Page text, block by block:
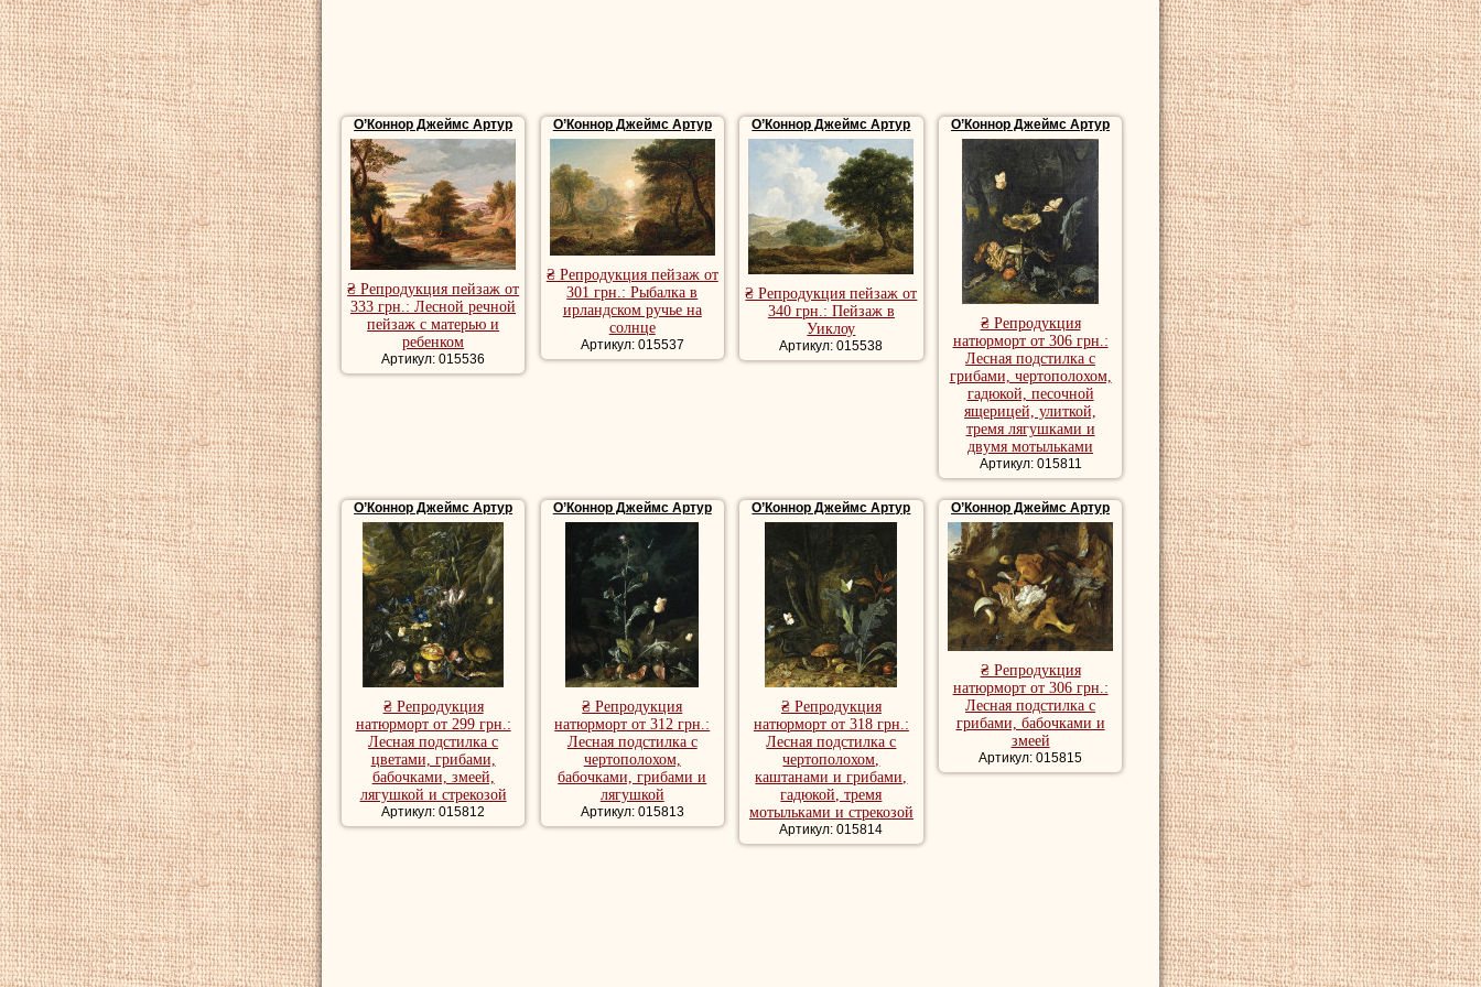
О’Коннор Джеймс Артур
₴ Репродукция пейзаж от
333 грн.: Лесной речной
пейзаж с матерью и
ребенком
Артикул: 015536
О’Коннор Джеймс Артур
₴ Репродукция пейзаж от
301 грн.: Рыбалка в
ирландском ручье на
солнце
Артикул: 015537
О’Коннор Джеймс Артур
₴ Репродукция пейзаж от
340 грн.: Пейзаж в
Уиклоу
Артикул: 015538
О’Коннор Джеймс Артур
₴ Репродукция
натюрморт от 306 грн.:
Лесная подстилка с
грибами, чертополохом,
гадюкой, песочной
ящерицей, улиткой,
тремя лягушками и
двумя мотыльками
Артикул: 015811
О’Коннор Джеймс Артур
₴ Репродукция
натюрморт от 299 грн.:
Лесная подстилка с
цветами, грибами,
бабочками, змеей,
лягушкой и стрекозой
Артикул: 015812
О’Коннор Джеймс Артур
₴ Репродукция
натюрморт от 312 грн.:
Лесная подстилка с
чертополохом,
бабочками, грибами и
лягушкой
Артикул: 015813
О’Коннор Джеймс Артур
₴ Репродукция
натюрморт от 318 грн.:
Лесная подстилка с
чертополохом,
каштанами и грибами,
гадюкой, тремя
мотыльками и стрекозой
Артикул: 015814
О’Коннор Джеймс Артур
₴ Репродукция
натюрморт от 306 грн.:
Лесная подстилка с
грибами, бабочками и
змеей
Артикул: 015815